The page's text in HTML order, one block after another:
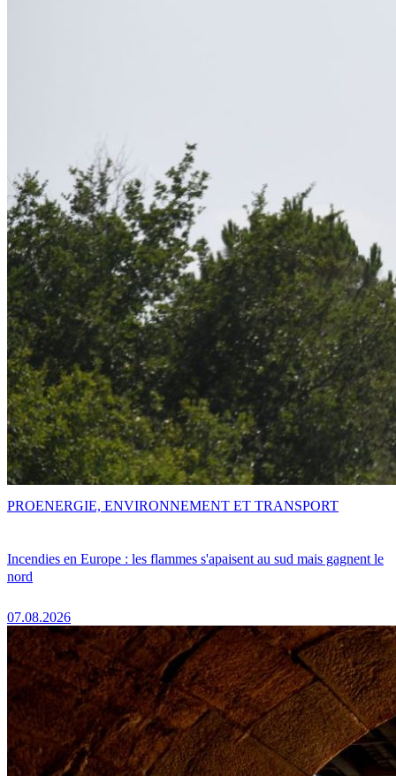
Incendies en Europe : les flammes s'apaisent au sud mais gagnent le
nord
07.08.2026
PROENERGIE, ENVIRONNEMENT ET TRANSPORT